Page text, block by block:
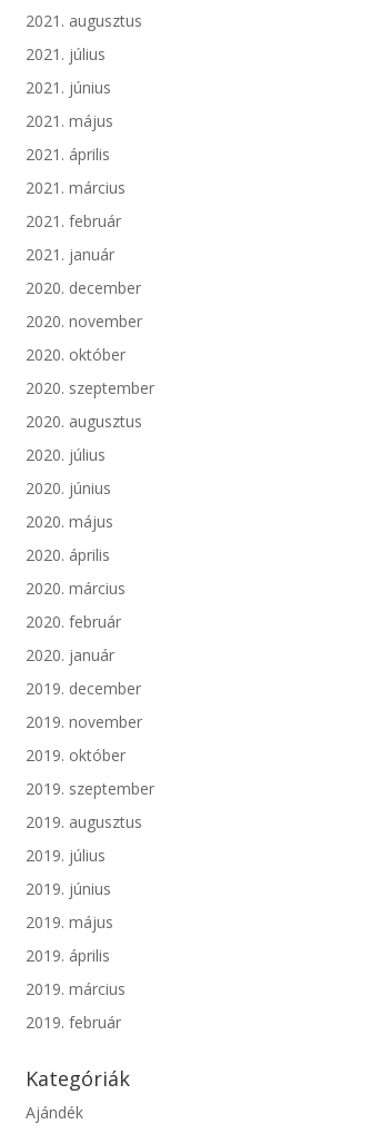
2021. augusztus
2021. július
2021. június
2021. május
2021. április
2021. március
2021. február
2021. január
2020. december
2020. november
2020. október
2020. szeptember
2020. augusztus
2020. július
2020. június
2020. május
2020. április
2020. március
2020. február
2020. január
2019. december
2019. november
2019. október
2019. szeptember
2019. augusztus
2019. július
2019. június
2019. május
2019. április
2019. március
2019. február
Kategóriák
Ajándék